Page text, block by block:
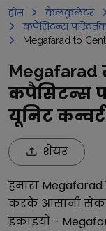
होम कैलकुलेटर
कपैसिटन्स
Megafarad to
Megafarad
कपैसिटन्स
यूनिट
शेयर
हमारा Megafarad
करके आसानी से
इकाइयों -